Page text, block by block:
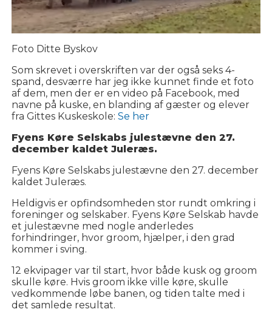
Foto Ditte Byskov
Som skrevet i overskriften var der også seks 4-
spand, desværre har jeg ikke kunnet finde et foto
af dem, men der er en video på Facebook, med
navne på kuske, en blanding af gæster og elever
fra Gittes Kuskeskole: Se her
Fyens Køre Selskabs julestævne den 27.
december kaldet Juleræs.
Fyens Køre Selskabs julestævne den 27. december
kaldet Juleræs.
Heldigvis er opfindsomheden stor rundt omkring i
foreninger og selskaber. Fyens Køre Selskab havde
et julestævne med nogle anderledes
forhindringer, hvor groom, hjælper, i den grad
kommer i sving.
12 ekvipager var til start, hvor både kusk og groom
skulle køre. Hvis groom ikke ville køre, skulle
vedkommende løbe banen, og tiden talte med i
det samlede resultat.